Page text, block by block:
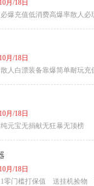
10月/18日
必爆充值低消费高爆率散人必
10月/18日
散人白漂装备靠爆简单耐玩充
10月/18日
纯元宝无捐献无狂暴无顶榜
10月/18日
1零门槛打保值 送挂机捡物 三